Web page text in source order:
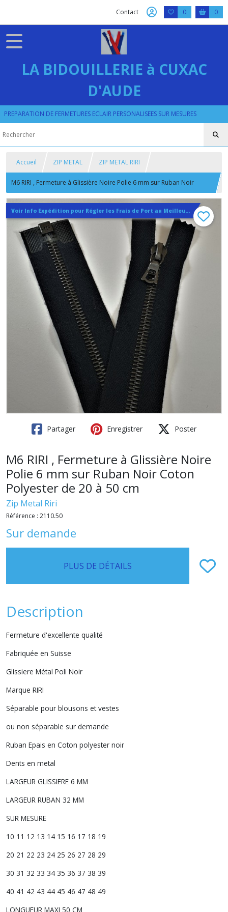
Contact 0 0
LA BIDOUILLERIE à CUXAC
D'AUDE
PREPARATION DE FERMETURES ECLAIR PERSONALISEES SUR MESURES
Accueil ZIP METAL ZIP METAL RIRI
M6 RIRI , Fermeture à Glissière Noire Polie 6 mm sur Ruban Noir
Coton Polyester de 20 à 50 cm
Voir Info Expédition pour Régler les Frais de Port au Meilleur Prix , En haut d'ecran à Droite
Partager Enregistrer Poster
M6 RIRI , Fermeture à Glissière Noire
Polie 6 mm sur Ruban Noir Coton
Polyester de 20 à 50 cm
Zip Metal Riri
Référence : 2110.50
Sur demande
PLUS DE DÉTAILS
Description
Fermeture d'excellente qualité
Fabriquée en Suisse
Glissiere Métal Poli Noir
Marque RIRI
Séparable pour blousons et vestes
ou non séparable sur demande
Ruban Epais en Coton polyester noir
Dents en metal
LARGEUR GLISSIERE 6 MM
LARGEUR RUBAN 32 MM
SUR MESURE
10 11 12 13 14 15 16 17 18 19
20 21 22 23 24 25 26 27 28 29
30 31 32 33 34 35 36 37 38 39
40 41 42 43 44 45 46 47 48 49
LONGUEUR MAXI 50 CM